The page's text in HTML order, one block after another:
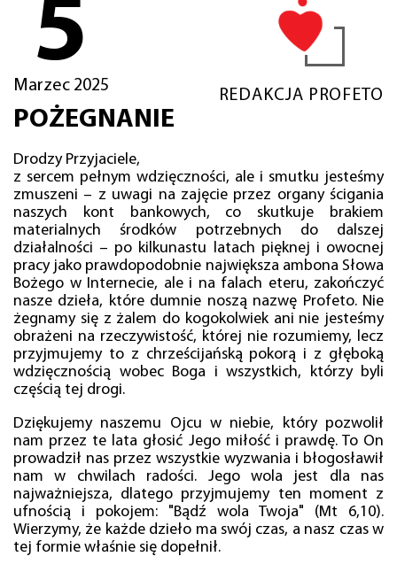
5
Marzec 2025
REDAKCJA PROFETO
POŻEGNANIE
Drodzy Przyjaciele,
z sercem pełnym wdzięczności, ale i smutku jesteśmy
zmuszeni – z uwagi na zajęcie przez organy ścigania
naszych kont bankowych, co skutkuje brakiem
materialnych środków potrzebnych do dalszej
działalności – po kilkunastu latach pięknej i owocnej
pracy jako prawdopodobnie największa ambona Słowa
Bożego w Internecie, ale i na falach eteru, zakończyć
nasze dzieła, które dumnie noszą nazwę Profeto. Nie
żegnamy się z żalem do kogokolwiek ani nie jesteśmy
obrażeni na rzeczywistość, której nie rozumiemy, lecz
przyjmujemy to z chrześcijańską pokorą i z głęboką
wdzięcznością wobec Boga i wszystkich, którzy byli
częścią tej drogi.
Dziękujemy naszemu Ojcu w niebie, który pozwolił
nam przez te lata głosić Jego miłość i prawdę. To On
prowadził nas przez wszystkie wyzwania i błogosławił
nam w chwilach radości. Jego wola jest dla nas
najważniejsza, dlatego przyjmujemy ten moment z
ufnością i pokojem: "Bądź wola Twoja" (Mt 6,10).
Wierzymy, że każde dzieło ma swój czas, a nasz czas w
tej formie właśnie się dopełnił.